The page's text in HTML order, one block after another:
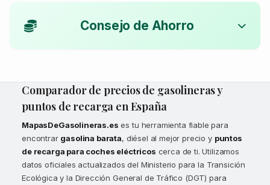
Consejo de Ahorro
Comparador de precios de gasolineras y
puntos de recarga en España
MapasDeGasolineras.es es tu herramienta fiable para
encontrar gasolina barata, diésel al mejor precio y puntos
de recarga para coches eléctricos cerca de ti. Utilizamos
datos oficiales actualizados del Ministerio para la Transición
Ecológica y la Dirección General de Tráfico (DGT) para